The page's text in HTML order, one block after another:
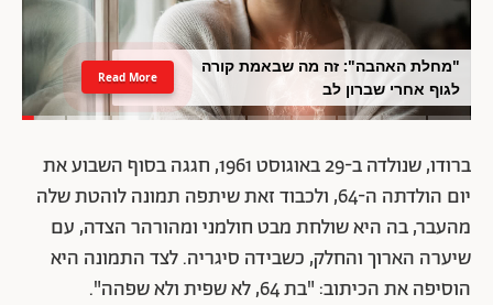
"מחלת האהבה": זה מה שבאמת קורה
לגוף אחרי שברון לב
Read More
ברודו, שנולדה ב-29 באוגוסט 1961, חגגה בסוף השבוע את
יום הולדתה ה-64, ולכבוד זאת שיתפה תמונה לוהטת שלה
מהעבר, בה היא שולחת מבט חולמני ומהורהר הצדה, עם
שיערה הארוך והחלק, כשבידה סיגריה. לצד התמונה היא
הוסיפה את הכיתוב: "בת 64, לא שפית ולא שפהה".